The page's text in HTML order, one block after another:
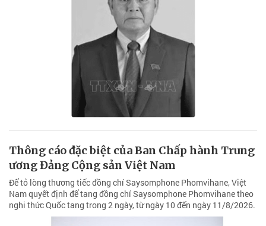
Thông cáo đặc biệt của Ban Chấp hành Trung
ương Đảng Cộng sản Việt Nam
Để tỏ lòng thương tiếc đồng chí Saysomphone Phomvihane, Việt
Nam quyết định để tang đồng chí Saysomphone Phomvihane theo
nghi thức Quốc tang trong 2 ngày, từ ngày 10 đến ngày 11/8/2026.